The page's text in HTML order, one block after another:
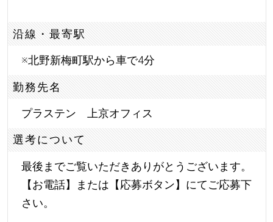
沿線・最寄駅
※北野新梅町駅から車で4分
勤務先名
プラステン 上京オフィス
選考について
最後までご覧いただきありがとうございます。
【お電話】または【応募ボタン】にてご応募下
さい。